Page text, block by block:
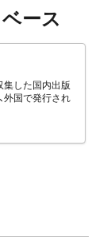
ース
集した国内出版
外国で発行され